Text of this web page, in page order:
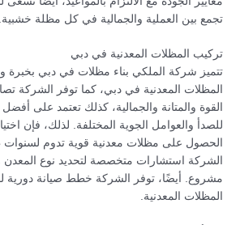
تجمع بين العملية والجمالية في كل مظلة خشبية.
تركيب المظلات المعدنية في دبي
تتميز شركة الملكي بناء مظلات في دبي
المظلات المعدنية في دبي، كما توفر الشركة
القوة والمتانة والجمالية، كذلك تعتمد على أفضل
للصدأ والعوامل الجوية المختلفة. لذلك، فإن
الحصول على مظلات معدنية قوية تدوم لسنوات
الشركة استشارات متخصصة لتحديد نوع المعدن
مشروع. أيضًا، توفر الشركة خطط صيانة دورية
المظلات المعدنية.